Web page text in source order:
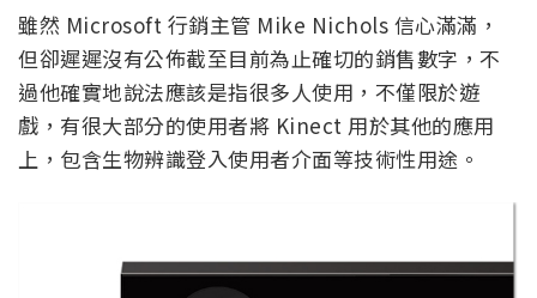
雖然 Microsoft 行銷主管 Mike Nichols 信心滿滿，
但卻遲遲沒有公佈截至目前為止確切的銷售數字，不
過他確實地說法應該是指很多人使用，不僅限於遊
戲，有很大部分的使用者將 Kinect 用於其他的應用
上，包含生物辨識登入使用者介面等技術性用途。